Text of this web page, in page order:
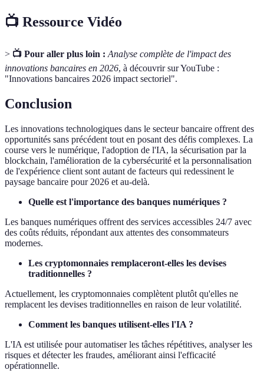
📺 Ressource Vidéo
> 📺 Pour aller plus loin : Analyse complète de l'impact des
innovations bancaires en 2026, à découvrir sur YouTube :
"Innovations bancaires 2026 impact sectoriel".
Conclusion
Les innovations technologiques dans le secteur bancaire offrent des
opportunités sans précédent tout en posant des défis complexes. La
course vers le numérique, l'adoption de l'IA, la sécurisation par la
blockchain, l'amélioration de la cybersécurité et la personnalisation
de l'expérience client sont autant de facteurs qui redessinent le
paysage bancaire pour 2026 et au-delà.
Quelle est l'importance des banques numériques ?
Les banques numériques offrent des services accessibles 24/7 avec
des coûts réduits, répondant aux attentes des consommateurs
modernes.
Les cryptomonnaies remplaceront-elles les devises
traditionnelles ?
Actuellement, les cryptomonnaies complètent plutôt qu'elles ne
remplacent les devises traditionnelles en raison de leur volatilité.
Comment les banques utilisent-elles l'IA ?
L'IA est utilisée pour automatiser les tâches répétitives, analyser les
risques et détecter les fraudes, améliorant ainsi l'efficacité
opérationnelle.